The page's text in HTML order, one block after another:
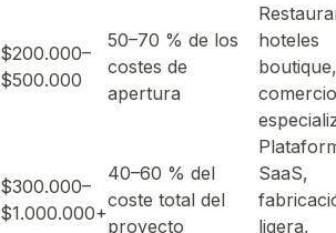
$200.000–
$500.000
50–70 % de los
costes de
apertura
hoteles
boutique,
comercio
$300.000–
$1.000.000+
40–60 % del
coste total del
proyecto
SaaS,
ligera,